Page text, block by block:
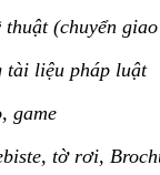
(chuyển
tài liệu pháp luật
game
tờ rơi,